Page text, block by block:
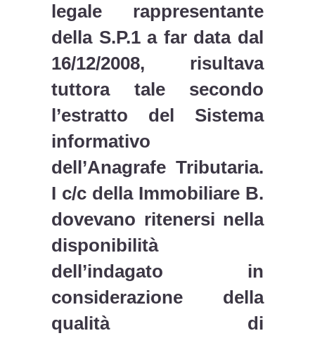
legale rappresentante
della S.P.1 a far data dal
16/12/2008, risultava
tuttora tale secondo
l’estratto del Sistema
informativo
dell’Anagrafe Tributaria.
I c/c della Immobiliare B.
dovevano ritenersi nella
disponibilità
dell’indagato in
considerazione della
qualità di